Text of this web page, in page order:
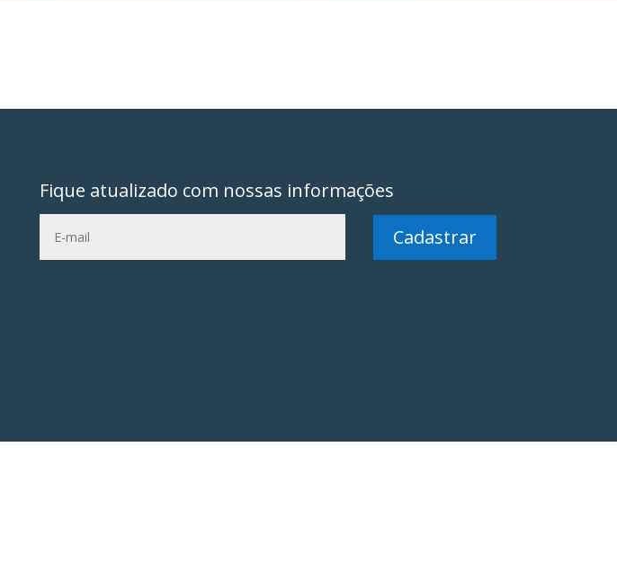
Fique atualizado com nossas informações
Cadastrar